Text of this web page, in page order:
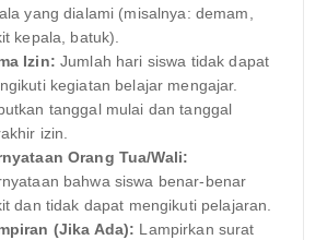
yang dialami (misalnya: demam,
kepala, batuk).
Izin: Jumlah hari siswa tidak dapat
kegiatan belajar mengajar.
tanggal mulai dan tanggal
izin.
Orang Tua/Wali:
bahwa siswa benar-benar
dan tidak dapat mengikuti pelajaran.
(Jika Ada): Lampirkan surat